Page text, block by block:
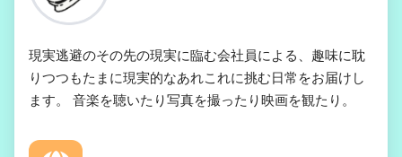
現実逃避のその先の現実に臨む会社員による、趣味に耽
りつつもたまに現実的なあれこれに挑む日常をお届けし
ます。 音楽を聴いたり写真を撮ったり映画を観たり。